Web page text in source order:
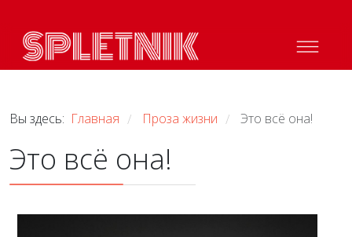
Вы здесь: Главная / Проза жизни / Это всё она!
Это всё она!